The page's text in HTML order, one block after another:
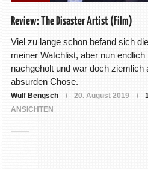
Review: The Disaster Artist (Film)
Viel zu lange schon befand sich
meiner Watchlist, aber nun
nachgeholt und war doch ziemlich
absurden Chose.
Wulf Bengsch 20. August 2019
ANSICHTEN